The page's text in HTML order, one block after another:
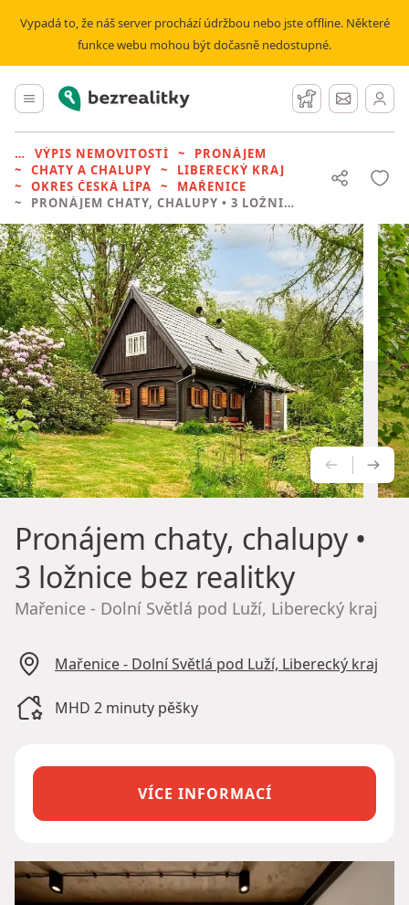
Vypadá to, že náš server prochází údržbou nebo jste offline. Některé
funkce webu mohou být dočasně nedostupné.
Hlavní menu
Bezrealitky Hlídací pes
Zprávy
VÝPIS NEMOVITOSTÍ
PRONÁJEM
CHATY A CHALUPY
LIBERECKÝ KRAJ
OKRES ČESKÁ LÍPA
MAŘENICE
PRONÁJEM CHATY, CHALUPY • 3 LOŽNICE BEZ REALITKY
Pronájem chaty, chalupy•
3 ložnice bez realitky
Mařenice - Dolní Světlá pod Luží, Liberecký kraj
Mařenice - Dolní Světlá pod Luží, Liberecký kraj
MHD 2 minuty pěšky
VÍCE INFORMACÍ